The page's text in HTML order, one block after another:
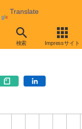
Translate
検索 Impressサイト